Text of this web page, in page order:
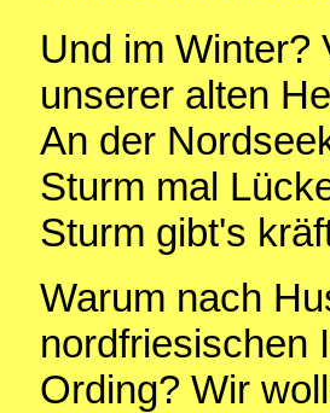
Und im Winter?
unserer alten
An der
Sturm mal
Sturm gibt's
Warum nach
nordfriesischen
Ording? Wir